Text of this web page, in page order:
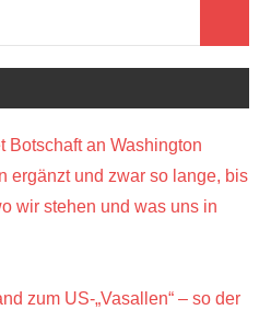
Botschaft an Washington
ergänzt und zwar so lange, bis
wir stehen und was uns in
zum US-„Vasallen“ – so der